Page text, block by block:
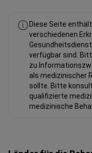
Diese Seite
verschiedenen
verfügbar sind.
zu
als medizinischer
sollte. Bitte
qualifizierte
medizinische